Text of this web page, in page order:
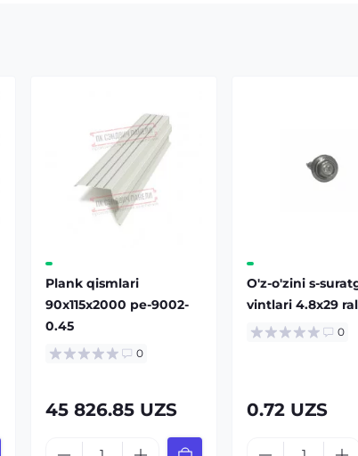
Plank qismlari
90x115x2000 pe-9002-
0.45
0
45 826.85 UZS
O'z-o'zini s-
vintlari 4.8x29
0
0.72 UZS